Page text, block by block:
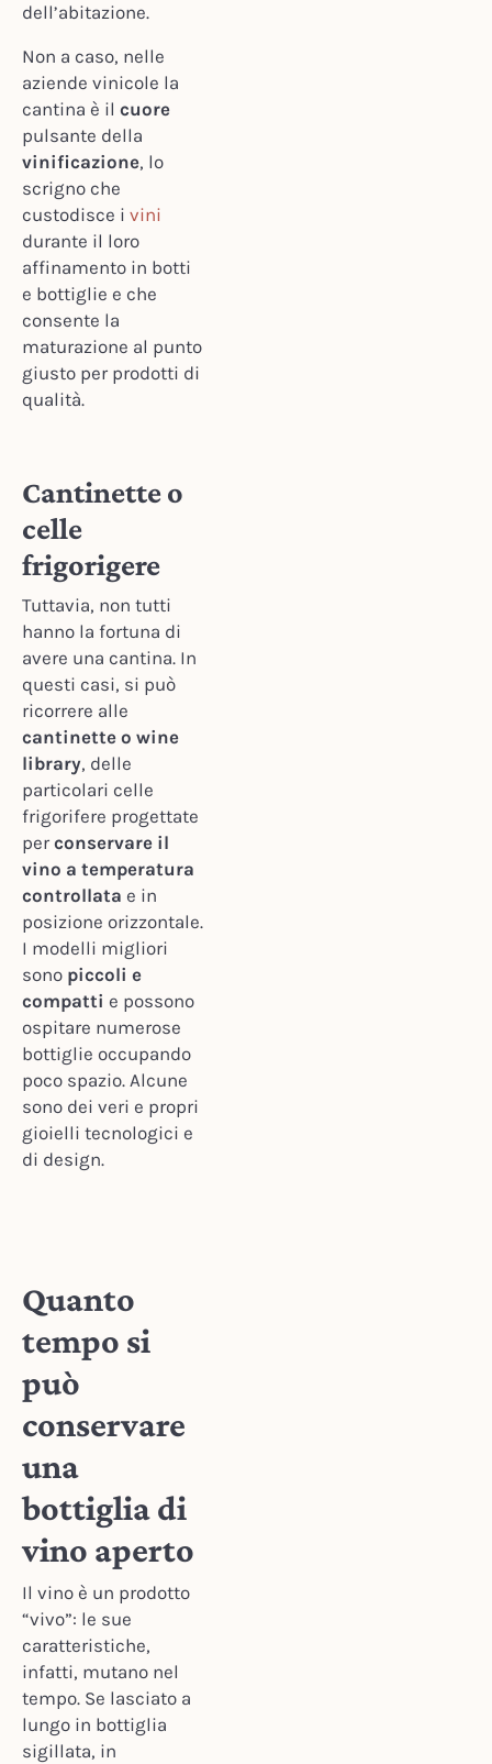
dell’abitazione.
Non a caso, nelle
aziende vinicole la
cantina è il cuore
pulsante della
vinificazione, lo
scrigno che
custodisce i vini
durante il loro
affinamento in botti
e bottiglie e che
consente la
maturazione al punto
giusto per prodotti di
qualità.
Cantinette o
celle
frigorigere
Tuttavia, non tutti
hanno la fortuna di
avere una cantina. In
questi casi, si può
ricorrere alle
cantinette o wine
library, delle
particolari celle
frigorifere progettate
per conservare il
vino a temperatura
controllata e in
posizione orizzontale.
I modelli migliori
sono piccoli e
compatti e possono
ospitare numerose
bottiglie occupando
poco spazio. Alcune
sono dei veri e propri
gioielli tecnologici e
di design.
Quanto
tempo si
può
conservare
una
bottiglia di
vino aperto
Il vino è un prodotto
“vivo”: le sue
caratteristiche,
infatti, mutano nel
tempo. Se lasciato a
lungo in bottiglia
sigillata, in